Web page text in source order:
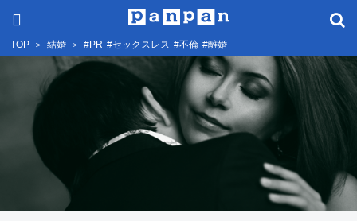
TOP ＞ 結婚 ＞ #PR #セックスレス #不倫 #離婚